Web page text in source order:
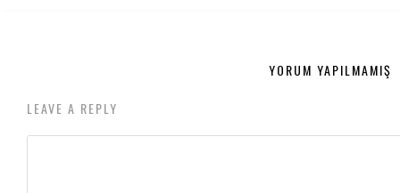
YORUM YAPILMAMIŞ
LEAVE A REPLY